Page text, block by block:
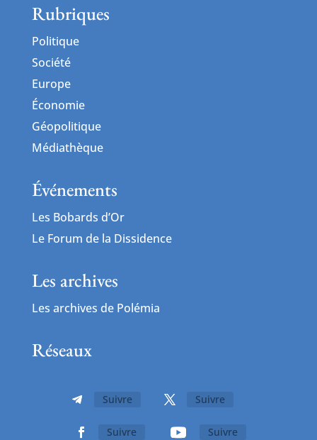
Rubriques
Politique
Société
Europe
Économie
Géopolitique
Médiathèque
Événements
Les Bobards d’Or
Le Forum de la Dissidence
Les archives
Les archives de Polémia
Réseaux
Suivre Suivre
Suivre Suivre